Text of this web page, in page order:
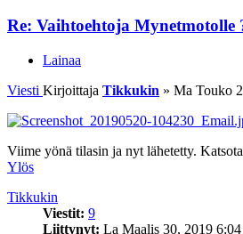
Re: Vaihtoehtoja Mynetmotolle
Lainaa
Viesti Kirjoittaja Tikkukin » Ma Touko
Viime yönä tilasin ja nyt lähetetty.
Ylös
Tikkukin
Viestit: 9
Liittynyt: La Maalis 30, 2019